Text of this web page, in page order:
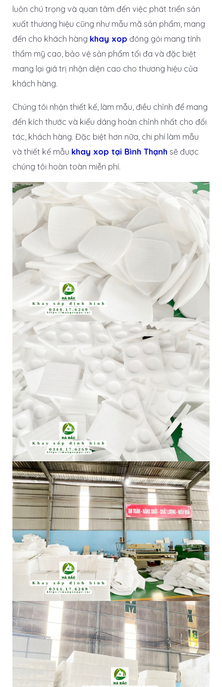
luôn chú trọng và quan tâm đến việc phát triển sản
xuất thương hiệu cũng như mẫu mã sản phẩm, mang
đến cho khách hàng khay xop đóng gói mang tính
thẩm mỹ cao, bảo vệ sản phẩm tối đa và đặc biệt
mang lại giá trị nhận diện cao cho thương hiệu của
khách hàng.
Chúng tôi nhận thiết kế, làm mẫu, điều chỉnh để mang
đến kích thước và kiểu dáng hoàn chỉnh nhất cho đối
tác, khách hàng. Đặc biệt hơn nữa, chi phí làm mẫu
và thiết kế mẫu khay xop tại Bình Thạnh sẽ được
chúng tôi hoàn toàn miễn phí.